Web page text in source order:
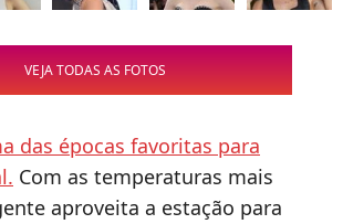
VEJA TODAS AS FOTOS
das épocas favoritas para
Com as temperaturas mais
aproveita a estação para